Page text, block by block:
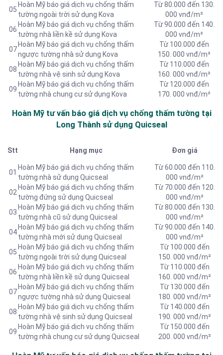
05
Hoàn Mỹ báo giá dịch vụ chống thấm
tường ngoài trời sử dụng Kova
Từ 80.000 đến 130.
000 vnđ/m²
06
Hoàn Mỹ báo giá dịch vụ chống thấm
tường nhà liền kề sử dụng Kova
Từ 90.000 đến 140.
000 vnđ/m²
07
Hoàn Mỹ báo giá dịch vụ chống thấm
ngược tường nhà sử dụng Kova
Từ 100.000 đến
150. 000 vnđ/m²
08
Hoàn Mỹ báo giá dịch vụ chống thấm
tường nhà vệ sinh sử dụng Kova
Từ 110.000 đến
160. 000 vnđ/m²
09
Hoàn Mỹ báo giá dịch vụ chống thấm
tường nhà chung cư sử dụng Kova
Từ 120.000 đến
170. 000 vnđ/m²
Hoàn Mỹ tư vấn báogiá dịch vụ chống thấm tường tại
Long Thành sử dụng Quicseal
Stt Hạng mục Đơn giá
01
Hoàn Mỹ báo giá dịch vụ chống thấm
tường nhà sử dụng Quicseal
Từ 60.000 đến 110.
000 vnđ/m²
02
Hoàn Mỹ báo giá dịch vụ chống thấm
tường đứng sử dụng Quicseal
Từ 70.000 đến 120.
000 vnđ/m²
03
Hoàn Mỹ báo giá dịch vụ chống thấm
tường nhà cũ sử dụng Quicseal
Từ 80.000 đến 130.
000 vnđ/m²
04
Hoàn Mỹ báo giá dịch vụ chống thấm
tường nhà mới sử dụng Quicseal
Từ 90.000 đến 140.
000 vnđ/m²
05
Hoàn Mỹ báo giá dịch vụ chống thấm
tường ngoài trời sử dụng Quicseal
Từ 100.000 đến
150. 000 vnđ/m²
06
Hoàn Mỹ báo giá dịch vụ chống thấm
tường nhà liền kề sử dụng Quicseal
Từ 110.000 đến
160. 000 vnđ/m²
07
Hoàn Mỹ báo giá dịch vụ chống thấm
ngược tường nhà sử dụng Quicseal
Từ 130.000 đến
180. 000 vnđ/m²
08
Hoàn Mỹ báo giá dịch vụ chống thấm
tường nhà vệ sinh sử dụng Quicseal
Từ 140.000 đến
190. 000 vnđ/m²
09
Hoàn Mỹ báo giá dịch vụ chống thấm
tường nhà chung cư sử dụng Quicseal
Từ 150.000 đến
200. 000 vnđ/m²